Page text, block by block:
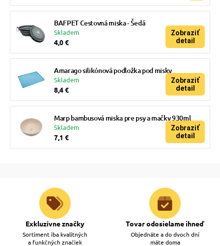
BAFPET Cestovná miska - Šedá
Skladem
4,0 €
Zobraziť
detail
Amarago silikónová podložka pod misky
Skladem
8,4 €
Zobraziť
detail
Marp bambusová miska pre psy a mačky 930ml
Skladem
7,1 €
Zobraziť
detail
Exkluzívne značky
Sortiment iba kvalitných
a funkčných značiek
Tovar odosielame ihneď
Objednáte a do dvoch dní
máte doma